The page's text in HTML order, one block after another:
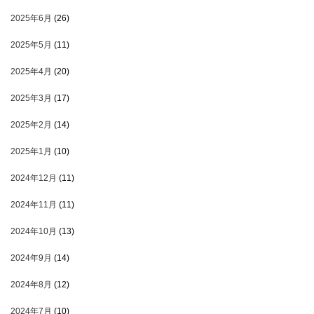
2025年6月 (26)
2025年5月 (11)
2025年4月 (20)
2025年3月 (17)
2025年2月 (14)
2025年1月 (10)
2024年12月 (11)
2024年11月 (11)
2024年10月 (13)
2024年9月 (14)
2024年8月 (12)
2024年7月 (10)